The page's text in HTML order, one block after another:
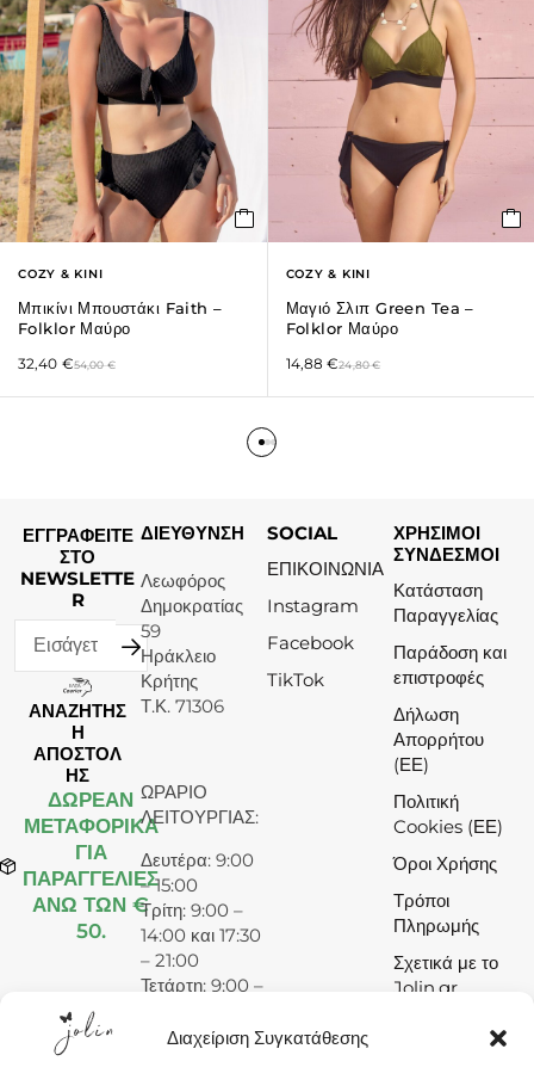
Διαχείριση Συγκατάθεσης
COZY & KINI
Μπικίνι Μπουστάκι Faith –
Folklor Μαύρο
54,00€
32,40 €
COZY & KINI
Μαγιό Σλιπ Green Tea –
Folklor Μαύρο
24,80€
14,88€
ΕΓΓΡΑΦΕΙΤΕ
ΣΤΟ
NEWSLETTE
R
ΑΝΑΖΗΤΗΣ
Η
ΑΠΟΣΤΟΛ
ΗΣ
ΔΩΡΕΆΝ
ΜΕΤΑΦΟΡΙΚΑ
ΓΙΑ
ΠΑΡΑΓΓΕΛΙΕΣ
ΑΝΩ ΤΩΝ €
50.
ΔΙΕΥΘΥΝΣΗ
Λεωφόρος
Δημοκρατίας
59
Ηράκλειο
Κρήτης
Τ.Κ. 71306
ΩΡΑΡΙΟ
ΛΕΙΤΟΥΡΓΙΑΣ:
Δευτέρα: 9:00
– 15:00
Τρίτη: 9:00 –
14:00 και 17:30
– 21:00
Τετάρτη: 9:00 –
Πέμπτη: 9:00 –
SOCIAL
ΕΠΙΚΟΙΝΩΝΙΑ
Instagram
Facebook
TikTok
ΧΡΗΣΙΜΟΙ
ΣΥΝΔΕΣΜΟΙ
Κατάσταση
Παραγγελίας
Παράδοση και
επιστροφές
Δήλωση
Απορρήτου
(ΕΕ)
Πολιτική
Cookies (ΕΕ)
Όροι Χρήσης
Τρόποι
Πληρωμής
Σχετικά με το
Jolin.gr